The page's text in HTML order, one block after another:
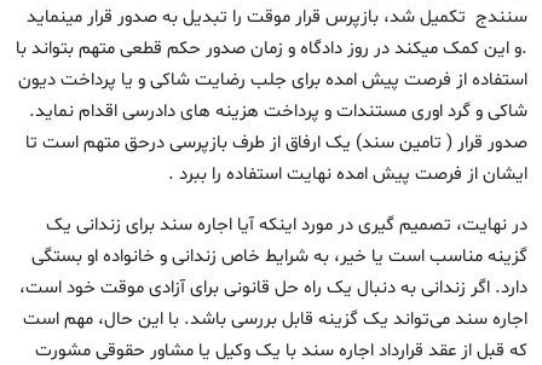
سنندج تکمیل شد، بازپرس قرار موقت را تبدیل به صدور قرار مینماید
.و این کمک میکند در روز دادگاه و زمان صدور حکم قطعی متهم بتواند با
استفاده از فرصت پیش امده برای جلب رضایت شاکی و یا پرداخت دیون
شاکی و گرد اوری مستندات و پرداخت هزینه های دادرسی اقدام نماید.
صدور قرار ( تامین سند) یک ارفاق از طرف بازپرسی درحق متهم است تا
ایشان از فرصت پیش امده نهایت استفاده را ببرد .
در نهایت، تصمیم گیری در مورد اینکه آیا اجاره سند برای زندانی یک
گزینه مناسب است یا خیر، به شرایط خاص زندانی و خانواده او بستگی
دارد. اگر زندانی به دنبال یک راه حل قانونی برای آزادی موقت خود است،
اجاره سند می‌تواند یک گزینه قابل بررسی باشد. با این حال، مهم است
که قبل از عقد قرارداد اجاره سند با یک وکیل یا مشاور حقوقی مشورت